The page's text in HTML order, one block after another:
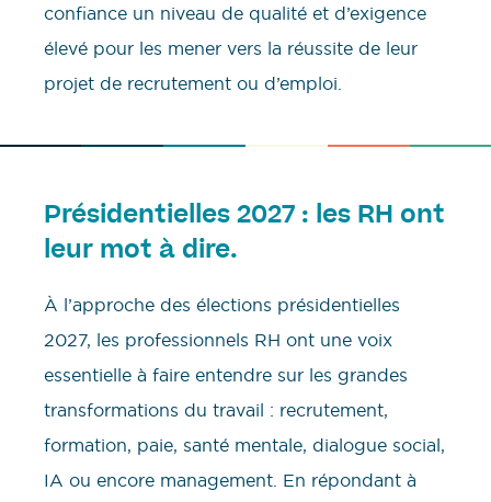
confiance un niveau de qualité et d’exigence
élevé pour les mener vers la réussite de leur
projet de recrutement ou d’emploi.
Présidentielles 2027 : les RH ont
leur mot à dire.
À l’approche des élections présidentielles
2027, les professionnels RH ont une voix
essentielle à faire entendre sur les grandes
transformations du travail : recrutement,
formation, paie, santé mentale, dialogue social,
IA ou encore management. En répondant à